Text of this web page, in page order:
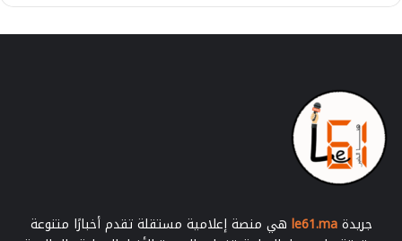
جريدةle61.ma هي منصة إعلامية مستقلة تقدم أخبارًا متنوعة